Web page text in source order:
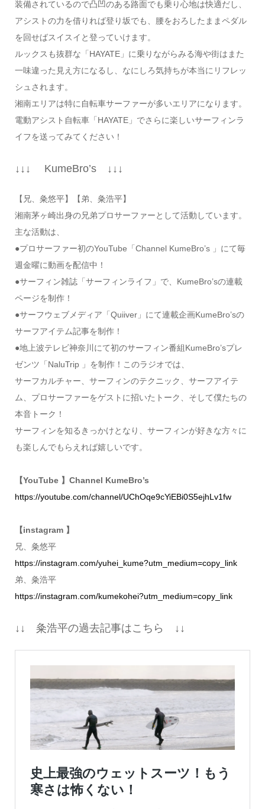
装備されているので凸凹のある路面でも乗り心地は快適だし、
アシストの力を借りれば登り坂でも、腰をおろしたままペダル
を回せばスイスイと登っていけます。
ルックスも抜群な「HAYATE」に乗りながらみる海や街はまた
一味違った見え方になるし、なにしろ気持ちが本当にリフレッ
シュされます。
湘南エリアは特に自転車サーファーが多いエリアになります。
電動アシスト自転車「HAYATE」でさらに楽しいサーフィンラ
イフを送ってみてください！
↓↓↓ KumeBro’s ↓↓↓
【兄、粂悠平】【弟、粂浩平】
湘南茅ヶ崎出身の兄弟プロサーファーとして活動しています。
主な活動は、
●プロサーファー初のYouTube「Channel KumeBro’s 」にて毎
週金曜に動画を配信中！
●サーフィン雑誌「サーフィンライフ」で、KumeBro’sの連載
ページを制作！
●サーフウェブメディア「Quiiver」にて連載企画KumeBro’sの
サーフアイテム記事を制作！
●地上波テレビ神奈川にて初のサーフィン番組KumeBro’sプレ
ゼンツ「NaluTrip 」を制作！このラジオでは、
サーフカルチャー、サーフィンのテクニック、サーフアイテ
ム、プロサーファーをゲストに招いたトーク、そして僕たちの
本音トーク！
サーフィンを知るきっかけとなり、サーフィンが好きな方々に
も楽しんでもらえれば嬉しいです。
【YouTube 】Channel KumeBro’s
https://youtube.com/channel/UChOqe9cYiEBi0S5ejhLv1fw
【instagram 】
兄、粂悠平
https://instagram.com/yuhei_kume?utm_medium=copy_link
弟、粂浩平
https://instagram.com/kumekohei?utm_medium=copy_link
↓↓ 粂浩平の過去記事はこちら ↓↓